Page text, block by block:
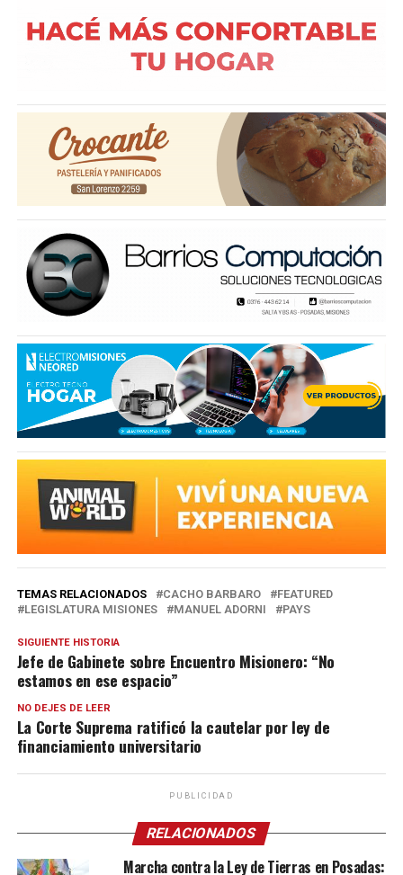
TEMAS RELACIONADOS CACHO BARBARO
FEATURED
LEGISLATURA MISIONES
MANUEL ADORNI PAYS
SIGUIENTE HISTORIA
Jefe de Gabinete sobre Encuentro Misionero: “No
estamos en ese espacio”
NO DEJES DE LEER
La Corte Suprema ratificó la cautelar por ley de
financiamiento universitario
PUBLICIDAD
RELACIONADOS
Marcha contra la Ley de Tierras en Posadas: